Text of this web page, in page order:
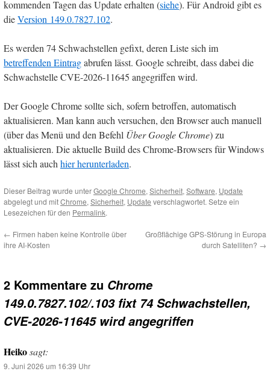
kommenden Tagen das Update erhalten (siehe). Für Android gibt es
dieVersion 149.0.7827.102.
Es werden 74 Schwachstellen gefixt, deren Liste sich im
betreffenden Eintragabrufen lässt. Google schreibt, dass dabei die
Schwachstelle CVE-2026-11645 angegriffen wird.
Der Google Chrome sollte sich, sofern betroffen, automatisch
aktualisieren. Man kann auch versuchen, den Browser auch manuell
(über das Menü und den Befehl Über Google Chrome) zu
aktualisieren. Die aktuelle Build des Chrome-Browsers für Windows
lässt sich auchhier herunterladen.
Dieser Beitrag wurde unterGoogle Chrome, Sicherheit, Software, Update
abgelegt und mitChrome, Sicherheit, Update verschlagwortet. Setze ein
Lesezeichen für den Permalink.
← Firmen haben keine Kontrolle über
ihre AI-Kosten
Großflächige GPS-Störung in Europa
durch Satelliten? →
2 Kommentare zu Chrome
149.0.7827.102/.103 fixt 74 Schwachstellen,
CVE-2026-11645 wird angegriffen
Heikosagt:
9. Juni 2026 um 16:39 Uhr